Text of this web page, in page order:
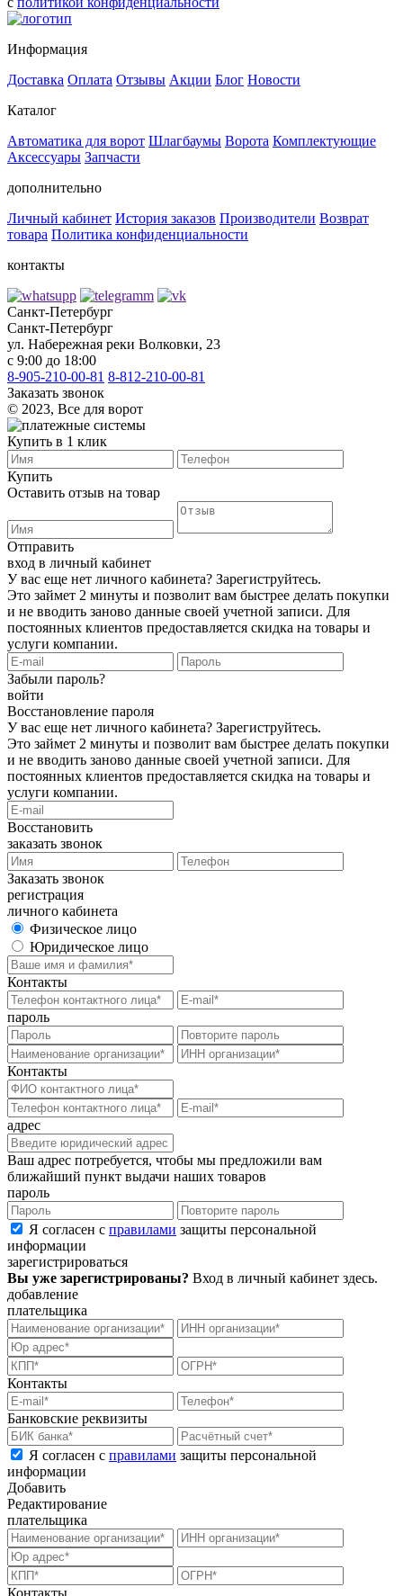
Информация
Доставка Оплата Отзывы Акции Блог Новости
Каталог
Автоматика для ворот Шлагбаумы Ворота Комплектующие
Аксессуары Запчасти
дополнительно
Личный кабинет История заказов Производители Возврат
товара Политика конфиденциальности
контакты
Санкт-Петербург
Санкт-Петербург
ул. Набережная реки Волковки, 23
с 9:00 до 18:00
8-905-210-00-81 8-812-210-00-81
Заказать звонок
©️ 2023, Все для ворот
Купить в 1 клик
Купить
Оставить отзыв на товар
Отправить
вход в личный кабинет
У вас еще нет личного кабинета? Зарегиструйтесь.
Это займет 2 минуты и позволит вам быстрее делать покупки
и не вводить заново данные своей учетной записи. Для
постоянных клиентов предоставляется скидка на товары и
услуги компании.
Забыли пароль?
войти
Восстановление пароля
У вас еще нет личного кабинета? Зарегиструйтесь.
Это займет 2 минуты и позволит вам быстрее делать покупки
и не вводить заново данные своей учетной записи. Для
постоянных клиентов предоставляется скидка на товары и
услуги компании.
Восстановить
заказать звонок
Заказать звонок
регистрация
личного кабинета
Физическое лицо
Юридическое лицо
Контакты
пароль
Контакты
адрес
Ваш адрес потребуется, чтобы мы предложили вам
ближайший пункт выдачи наших товаров
пароль
Я согласен с правилами защиты персональной
информации
зарегистрироваться
Вы уже зарегистрированы? Вход в личный кабинет здесь.
добавление
плательщика
Контакты
Банковские реквизиты
Я согласен с правилами защиты персональной
информации
Добавить
Редактирование
плательщика
Контакты